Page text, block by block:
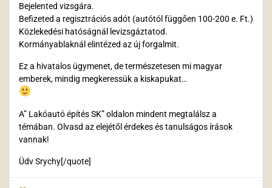
Bejelented vizsgára.
Befizeted a regisztrációs adót (autótól függően 100-200 e. Ft.)
Közlekedési hatóságnál levizsgáztatod.
Kormányablaknál elintézed az új forgalmit.
Ez a hivatalos ügymenet, de természetesen mi magyar
emberek, mindig megkeressük a kiskapukat…
A” Lakóautó építés SK” oldalon mindent megtalálsz a
témában. Olvasd az elejétől érdekes és tanulságos írások
vannak!
Üdv Srychy[/quote]